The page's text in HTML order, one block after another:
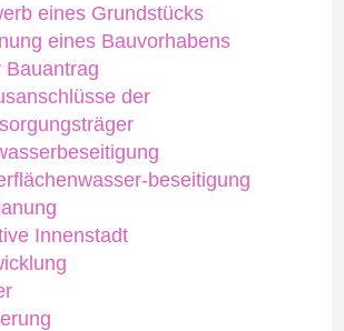
eines Grundstücks
eines Bauvorhabens
Bauantrag
der
beseitigung
Innenstadt